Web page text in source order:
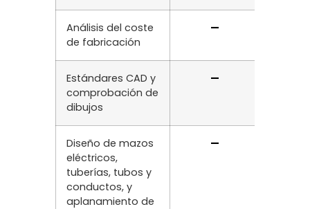
Análisis del coste
de fabricación
—
Estándares CAD y
comprobación de
dibujos
—
Diseño de mazos
eléctricos,
tuberías, tubos y
conductos, y
aplanamiento de
—